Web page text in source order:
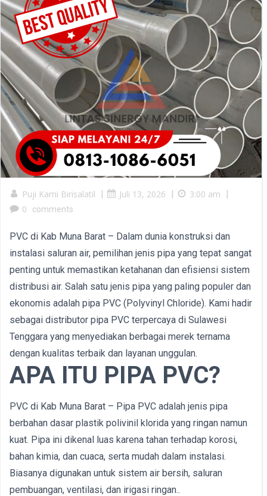
Puji Kami Birisalatil | Juli 13, 2026 | 3:00 am
|
0
comments
PVC di Kab Muna Barat – Dalam dunia konstruksi dan
instalasi saluran air, pemilihan jenis pipa yang tepat sangat
penting untuk memastikan ketahanan dan efisiensi sistem
distribusi air. Salah satu jenis pipa yang paling populer dan
ekonomis adalah pipa PVC (Polyvinyl Chloride). Kami hadir
sebagai distributor pipa PVC terpercaya di Sulawesi
Tenggara yang menyediakan berbagai merek ternama
dengan kualitas terbaik dan layanan unggulan.
APA ITU PIPA PVC?
PVC di Kab Muna Barat – Pipa PVC adalah jenis pipa
berbahan dasar plastik polivinil klorida yang ringan namun
kuat. Pipa ini dikenal luas karena tahan terhadap korosi,
bahan kimia, dan cuaca, serta mudah dalam instalasi.
Biasanya digunakan untuk sistem air bersih, saluran
pembuangan, ventilasi, dan irigasi ringan..